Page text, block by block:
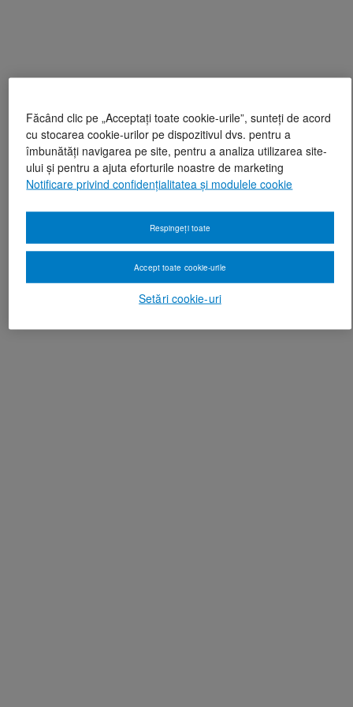
Făcând clic pe „Acceptați toate cookie-urile”, sunteți de acord
cu stocarea cookie-urilor pe dispozitivul dvs. pentru a
îmbunătăți navigarea pe site, pentru a analiza utilizarea site-
ului și pentru a ajuta eforturile noastre de marketing
Notificare privind confidențialitatea și modulele cookie
Setări cookie-uri
Respingeți toate
Accept toate cookie-urile